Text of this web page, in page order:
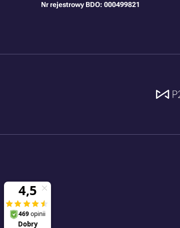
Nr rejestrowy BDO: 000499821